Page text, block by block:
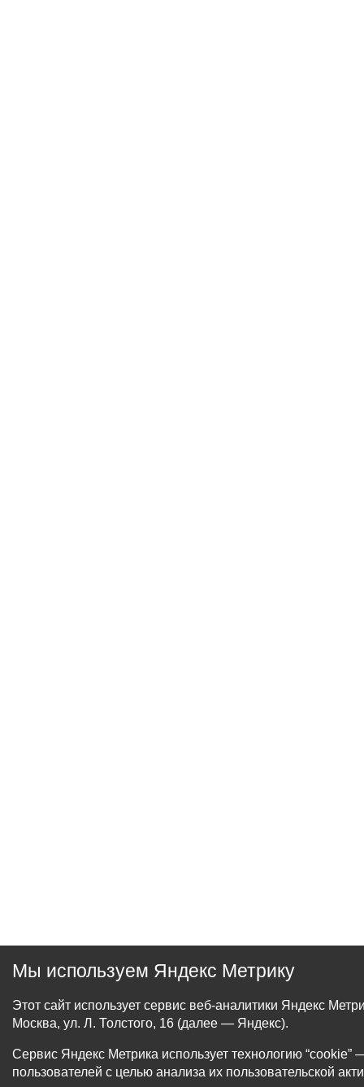
Мы используем Яндекс Метрику
Этот сайт использует сервис веб-аналитики Яндекс
Москва, ул. Л. Толстого, 16 (далее — Яндекс).
Сервис Яндекс Метрика использует технологию
пользователей с целью анализа их пользовательской